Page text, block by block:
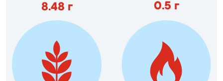
8.48 г 0.5 г